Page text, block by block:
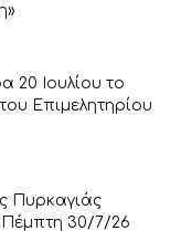
20 Ιουλίου το
Επιμελητηρίου
Πυρκαγιάς
Πέμπτη 30/7/26